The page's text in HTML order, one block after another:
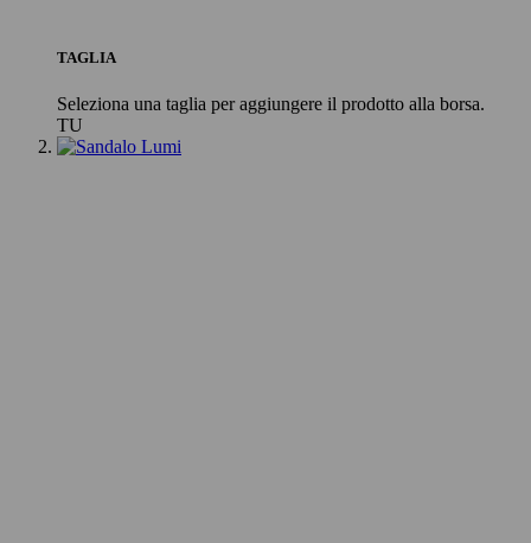
TAGLIA
Seleziona una taglia per aggiungere il prodotto alla borsa.
TU